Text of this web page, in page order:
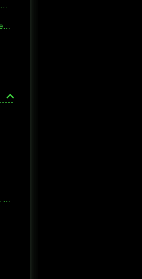
Процедурный манипуляционный стол
Процедурный, стол анестезиолога
2 полки с бортиками, 1 открытая полка под столешницей